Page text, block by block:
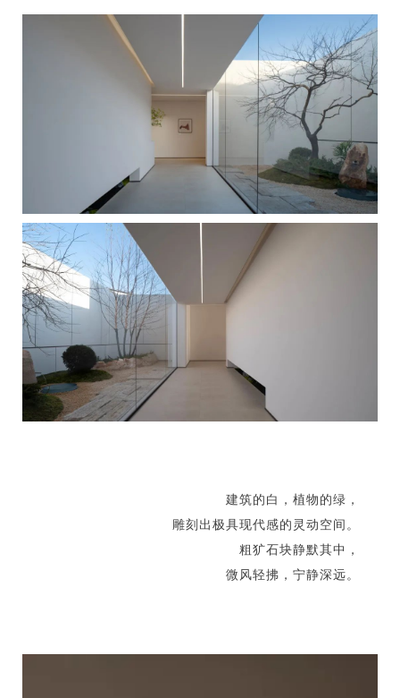
建筑的白，植物的绿，
雕刻出极具现代感的灵动空间。
粗犷石块静默其中，
微风轻拂，宁静深远。